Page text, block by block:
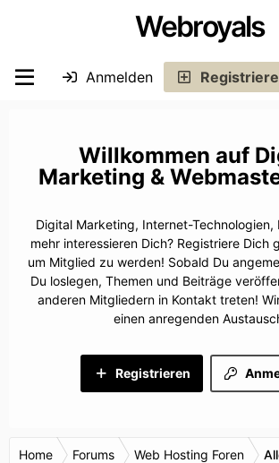
Webroyals
Anmelden
Marketing &
Digital Marketing, Internet-Technologien,
mehr interessieren Dich? Registriere Dich
um Mitglied zu werden! Sobald Du
Du loslegen, Themen und Beiträge
anderen Mitgliedern in Kontakt treten!
einen anregenden
Registrieren
Home Forums Web Hosting Foren